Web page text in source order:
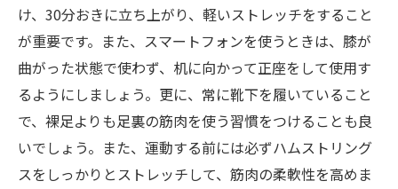
け、30分おきに立ち上がり、軽いストレッチをすること
が重要です。また、スマートフォンを使うときは、膝が
曲がった状態で使わず、机に向かって正座をして使用す
るようにしましょう。更に、常に靴下を履いていること
で、裸足よりも足裏の筋肉を使う習慣をつけることも良
いでしょう。また、運動する前には必ずハムストリング
スをしっかりとストレッチして、筋肉の柔軟性を高めま